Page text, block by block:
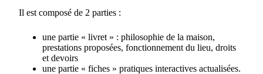
Il est composé de 2 parties :
une partie « livret » : philosophie de la maison,
prestations proposées, fonctionnement du lieu, droits
et devoirs
une partie « fiches » pratiques interactives actualisées.